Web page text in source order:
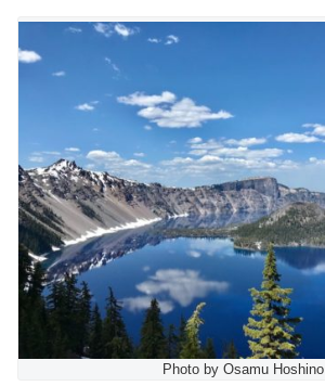
Photo by Osamu Hoshino